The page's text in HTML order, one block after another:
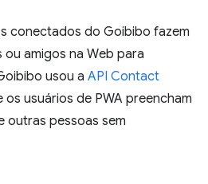
conectados do Goibibo fazem
amigos na Web para
usou a API Contact
usuários de PWA preencham
outras pessoas sem